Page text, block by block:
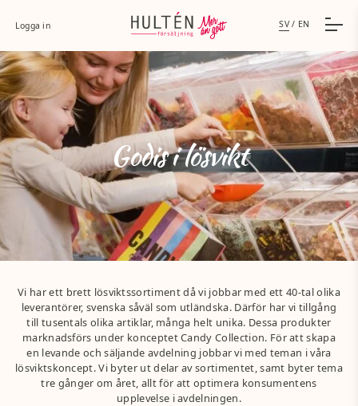
Logga in SV / EN
Godis i lösvikt
Vi har ett brett lösviktssortiment då vi jobbar med ett 40-tal olika
leverantörer, svenska såväl som utländska. Därför har vi tillgång
till tusentals olika artiklar, många helt unika. Dessa produkter
marknadsförs under konceptet Candy Collection. För att skapa
en levande och säljande avdelning jobbar vi med teman i våra
lösviktskoncept. Vi byter ut delar av sortimentet, samt byter tema
tre gånger om året, allt för att optimera konsumentens
upplevelse i avdelningen.